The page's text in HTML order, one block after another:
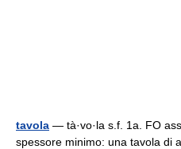
tavola — tà·vo·la s.f. 1a. FO
spessore minimo: una tavola di